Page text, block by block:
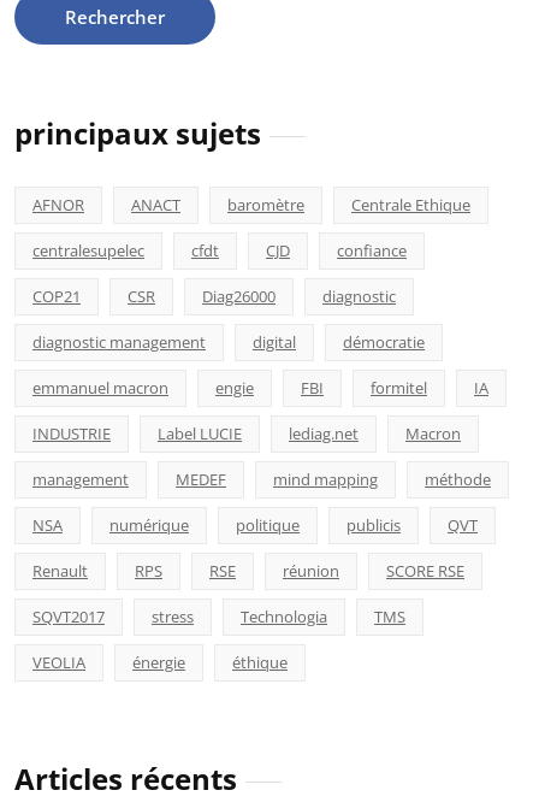
principaux sujets
AFNOR ANACT baromètre Centrale Ethique
centralesupelec cfdt CJD confiance
COP21 CSR Diag26000 diagnostic
diagnostic management digital démocratie
emmanuel macron engie FBI formitel IA
INDUSTRIE Label LUCIE lediag.net Macron
management MEDEF mind mapping méthode
NSA numérique politique publicis QVT
Renault RPS RSE réunion SCORE RSE
SQVT2017 stress Technologia TMS
VEOLIA énergie éthique
Articles récents